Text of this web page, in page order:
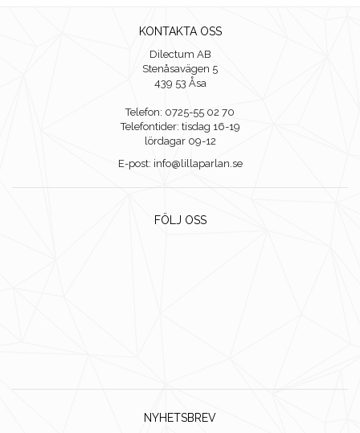
KONTAKTA OSS
Dilectum AB
Stenåsavägen 5
439 53 Åsa
Telefon: 0725-55 02 70
Telefontider: tisdag 16-19
lördagar 09-12
E-post: info@lillaparlan.se
FÖLJ OSS
NYHETSBREV